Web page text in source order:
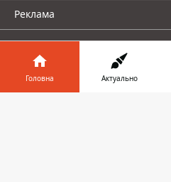
Реклама
Про нас
Головна Актуально